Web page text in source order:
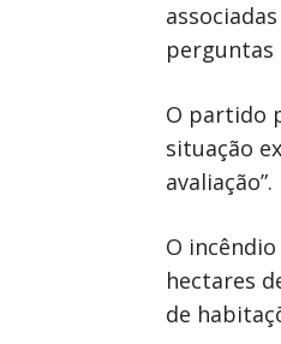
perguntas
O partido
situação
avaliação”.
O
hectares
de